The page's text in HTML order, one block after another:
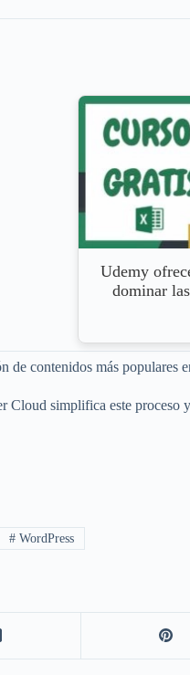
Udemy
dominar
de contenidos más
simplifica este proceso
# WordPress